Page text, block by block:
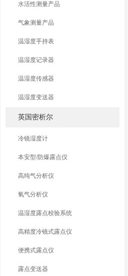
水活性测量产品
气象测量产品
温湿度手持表
温湿度记录器
温湿度传感器
温湿度变送器
英国密析尔
冷镜湿度计
本安型/防爆露点仪
高纯气分析仪
氧气分析仪
温湿度露点校验系统
高精度冷镜式露点仪
便携式露点仪
露点变送器